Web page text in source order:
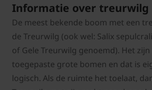
Informatie over treurwilg
De meest bekende boom met een
de Treurwilg (ook wel: Salix
of Gele Treurwilg genoemd). Het zijn
toegepaste grote bomen en dat is
logisch. Als de ruimte het toelaat,